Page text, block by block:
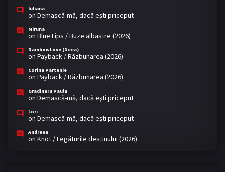
Iuliana
on Demască-mă, dacă eşti priceput
Miruna
on Blue Lips / Buze albastre (2026)
RainbowLove (Deea)
on Payback / Răzbunarea (2026)
Corina Partenie
on Payback / Răzbunarea (2026)
Gradinaru Paula
on Demască-mă, dacă eşti priceput
Lori
on Demască-mă, dacă eşti priceput
Andreea
on Knot / Legăturile destinului (2026)